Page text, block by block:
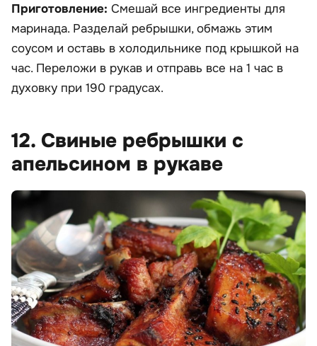
Приготовление: Смешай все ингредиенты для
маринада. Разделай ребрышки, обмажь этим
соусом и оставь в холодильнике под крышкой на
час. Переложи в рукав и отправь все на 1 час в
духовку при 190 градусах.
12. Свиные ребрышки с
апельсином в рукаве